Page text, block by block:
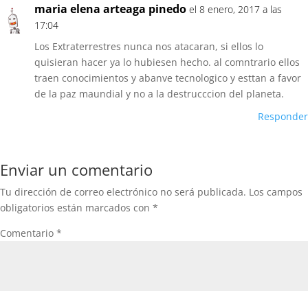
maria elena arteaga pinedo el 8 enero, 2017 a las
17:04
Los Extraterrestres nunca nos atacaran, si ellos lo
quisieran hacer ya lo hubiesen hecho. al comntrario ellos
traen conocimientos y abanve tecnologico y esttan a favor
de la paz maundial y no a la destrucccion del planeta.
Responder
Enviar un comentario
Tu dirección de correo electrónico no será publicada. Los campos
obligatorios están marcados con *
Comentario *